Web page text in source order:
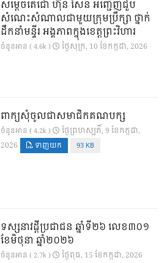
សម្តេចតេជោ ហ៊ុន សែន អញ្ជើញជួប
សំណេះសំណាលជាមួយក្រុមប្រឹក្សា ថ្នាក់
ដឹកនាំមន្ទីរ អង្គភាពក្នុងខេត្តព្រះវិហារ
ចំនួនអាន ( 4.6k ) ថ្ងៃ​សុក្រ, 10 ខែ​កក្កដា, 2026
ពាក្យសុំចូលជាសមាជិកគណបក្ស
ចំនួនអាន ( 4.2k )
ថ្ងៃ​ព្រហស្បតិ៍, 9 ខែ​កក្កដា,
2026
ទាញយក 93 KB
ទស្សនាវដ្ដីប្រជាជន ឆ្នាំទី២៦ លេខ៣០១
ខែមិថុនា ឆ្នាំ២០២៦
ចំនួនអាន ( 2.7k ) ថ្ងៃ​ពុធ, 15 ខែ​កក្កដា, 2026